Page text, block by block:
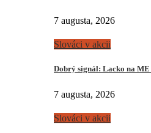
7 augusta, 2026
Slováci v akcii
Dobrý signál: Lacko na
7 augusta, 2026
Slováci v akcii